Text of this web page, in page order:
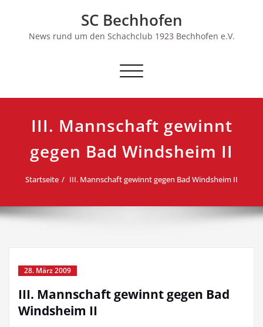
SC Bechhofen
News rund um den Schachclub 1923 Bechhofen e.V.
Schalte
III. Mannschaft gewinnt
gegen Bad Windsheim II
Startseite III. Mannschaft gewinnt gegen Bad Windsheim II
28. März 2009
III. Mannschaft gewinnt gegen Bad
Windsheim II